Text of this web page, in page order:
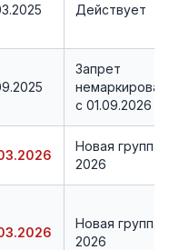
Действует
Запрет
с 01.09.2026
Новая группа
2026
Новая группа
2026